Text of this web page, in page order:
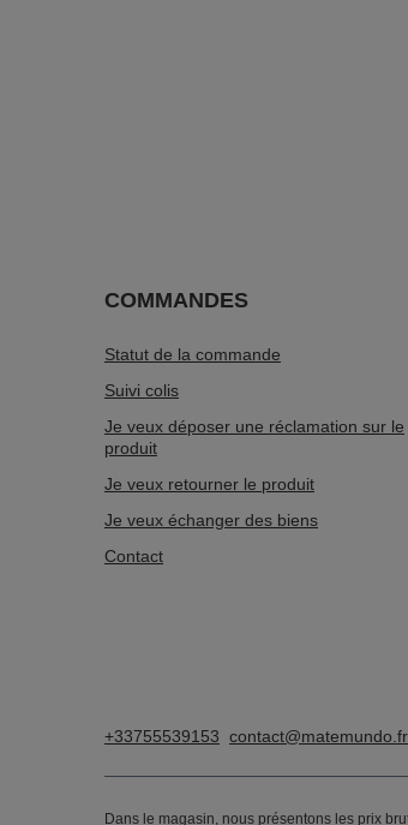
COMMANDES
Statut de la commande
Suivi colis
Je veux déposer une réclamation sur le
produit
Je veux retourner le produit
Je veux échanger des biens
Contact
+33755539153 contact@matemundo.fr
Dans le magasin, nous présentons les prix